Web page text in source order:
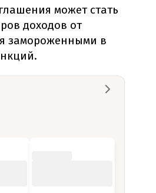
может стать
доходов от
замороженными в